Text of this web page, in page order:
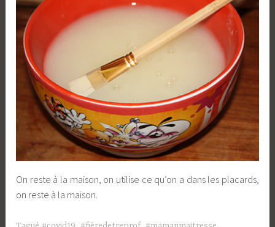
On reste à la maison, on utilise ce qu’on a dans les placards,
on reste à la maison.